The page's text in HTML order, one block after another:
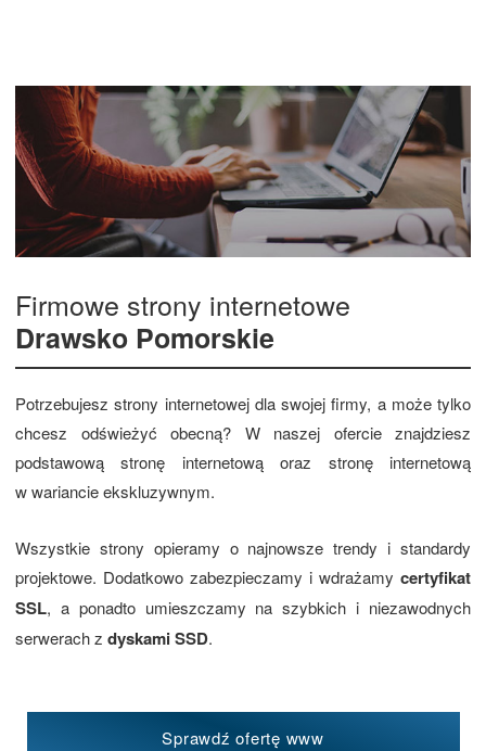
Firmowe strony internetowe
Drawsko Pomorskie
Potrzebujesz strony internetowej dla swojej firmy, a może tylko
chcesz odświeżyć obecną? W naszej ofercie znajdziesz
podstawową stronę internetową oraz stronę internetową
w wariancie ekskluzywnym.
Wszystkie strony opieramy o najnowsze trendy i standardy
projektowe. Dodatkowo zabezpieczamy i wdrażamy certyfikat
SSL, a ponadto umieszczamy na szybkich i niezawodnych
serwerach z dyskami SSD.
Sprawdź ofertę www